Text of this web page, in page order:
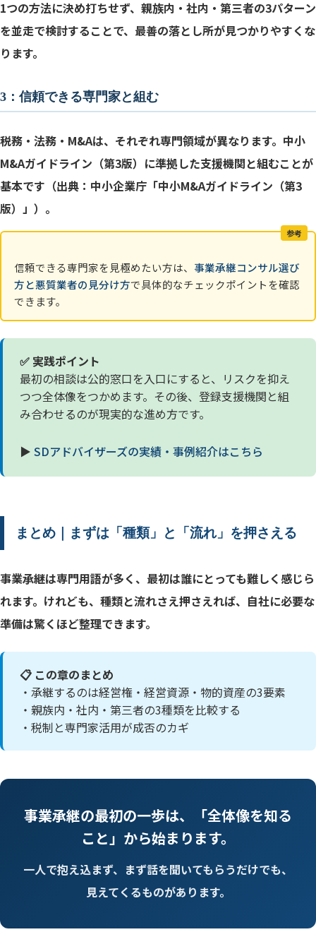
1つの方法に決め打ちせず、親族内・社内・第三者の3パターン
を並走で検討することで、最善の落とし所が見つかりやすくな
ります。
3：信頼できる専門家と組む
税務・法務・M&Aは、それぞれ専門領域が異なります。中小
M&Aガイドライン（第3版）に準拠した支援機関と組むことが
基本です（出典：中小企業庁「中小M&Aガイドライン（第3
版）」）。
参考
信頼できる専門家を見極めたい方は、 事業承継コンサル選び
方と悪質業者の見分け方で具体的なチェックポイントを確認
できます。
✅ 実践ポイント
最初の相談は公的窓口を入口にすると、リスクを抑え
つつ全体像をつかめます。その後、登録支援機関と組
み合わせるのが現実的な進め方です。
▶ SDアドバイザーズの実績・事例紹介はこちら
まとめ｜まずは「種類」と「流れ」を押さえる
事業承継は専門用語が多く、最初は誰にとっても難しく感じら
れます。けれども、種類と流れさえ押さえれば、自社に必要な
準備は驚くほど整理できます。
📋 この章のまとめ
・承継するのは経営権・経営資源・物的資産の3要素
・親族内・社内・第三者の3種類を比較する
・税制と専門家活用が成否のカギ
事業承継の最初の一歩は、「全体像を知る
こと」から始まります。
一人で抱え込まず、まず話を聞いてもらうだけでも、
見えてくるものがあります。